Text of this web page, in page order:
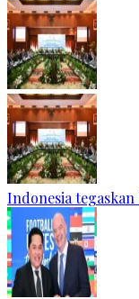
Indonesia